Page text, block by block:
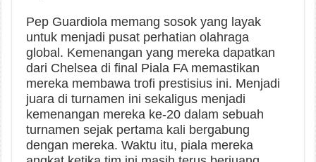
Pep Guardiola memang sosok yang layak
untuk menjadi pusat perhatian olahraga
global. Kemenangan yang mereka dapatkan
dari Chelsea di final Piala FA memastikan
mereka membawa trofi prestisius ini. Menjadi
juara di turnamen ini sekaligus menjadi
kemenangan mereka ke-20 dalam sebuah
turnamen sejak pertama kali bergabung
dengan mereka. Waktu itu, piala mereka